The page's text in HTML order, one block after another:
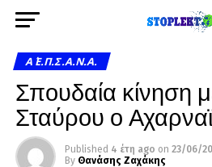
Α΄ Ε.Π.Σ.Α.Ν.Α.
Σπουδαία κίνηση
Σταύρου ο
Published 4 έτη ago on 23/06/
By Θανάσης Ζαχάκης